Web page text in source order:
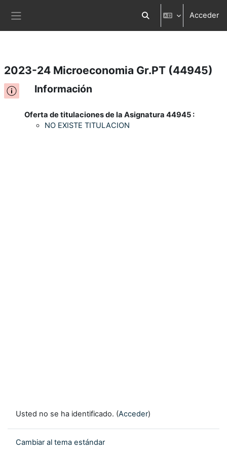
Salta al contenido principal Selector de búsqueda
Acceder
2023-24 Microeconomia Gr.PT (44945)
Información
Oferta de titulaciones de la Asignatura 44945 :
NO EXISTE TITULACION
Usted no se ha identificado. (Acceder)
Cambiar al tema estándar